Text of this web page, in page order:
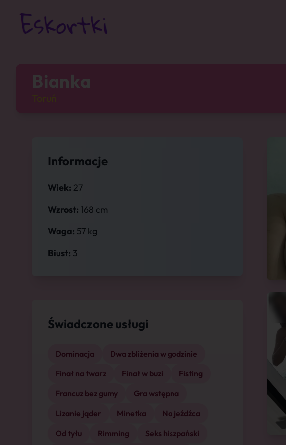
Bianka
Informacje
Wiek: 27
Wzrost: 168 cm
Waga: 57 kg
Biust: 3
Świadczone usługi
Dominacja
Dwa zbliżenia w godzinie
Finał na twarz
Finał w buzi
Fisting
Francuz bez gumy
Gra wstępna
Lizanie jąder
Minetka
Na jeźdźca
Od tyłu
Rimming
Seks hiszpański